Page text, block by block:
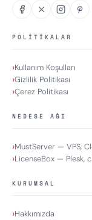
POLITIKALAR
Kullanım Koşulları
Gizlilik Politikası
Çerez Politikası
NEDESE AĞI
MustServer — VPS,
LicenseBox — Plesk,
KURUMSAL
Hakkımızda